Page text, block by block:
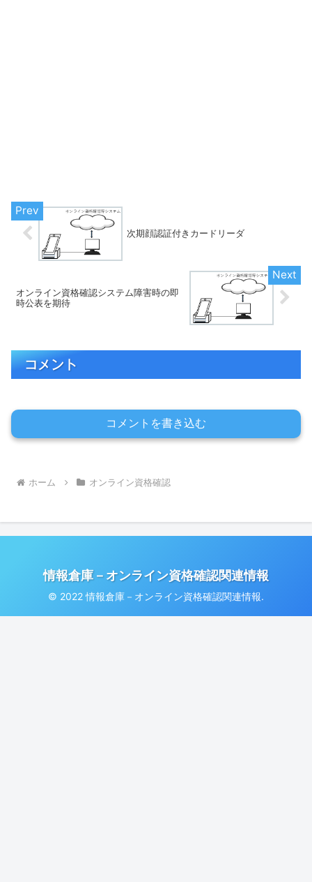
次期顔認証付きカードリーダ
オンライン資格確認システム障害時の即
時公表を期待
コメント
コメントを書き込む
ホーム オンライン資格確認
情報倉庫－オンライン資格確認関連情報
© 2022 情報倉庫－オンライン資格確認関連情報.